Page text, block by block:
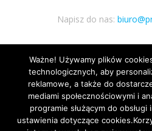
Napisz do nas:
Podążaj
Ważne! Używamy plików
technologicznych, aby
reklamowe, a także do
mediami społecznościowymi i
programie służącym do
ustawienia dotyczące